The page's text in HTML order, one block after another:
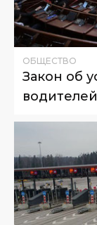
ОБЩЕСТВО
Закон об